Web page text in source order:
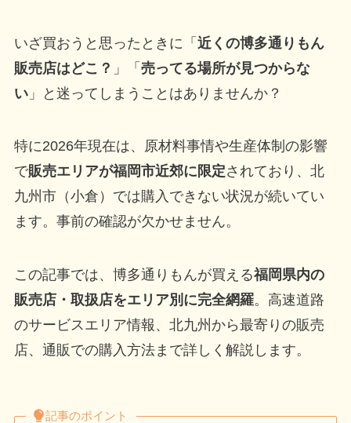
いざ買おうと思ったときに「 近くの博多通りもん
販売店はどこ？ 」「 売ってる場所が見つからな
い」と迷ってしまうことはありませんか？
特に2026年現在は、原材料事情や生産体制の影響
で販売エリアが福岡市近郊に限定されており、北
九州市（小倉）では購入できない状況が続いてい
ます。事前の確認が欠かせません。
この記事では、博多通りもんが買える福岡県内の
販売店・取扱店をエリア別に完全網羅。高速道路
のサービスエリア情報、北九州から最寄りの販売
店、通販での購入方法まで詳しく解説します。
記事のポイント